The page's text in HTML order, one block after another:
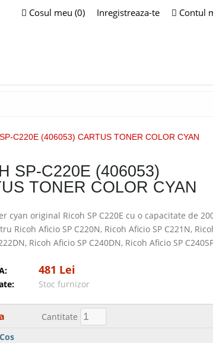
Contul
Inregistreaza-te
Cosul meu (0)
C220E (406053) CARTUS TONER COLOR CYAN
SP-C220E (406053)
TONER COLOR CYAN
cyan original Ricoh SP C220E cu o capacitate de
Ricoh Aficio SP C220N, Ricoh Aficio SP C221N,
Ricoh Aficio SP C240DN, Ricoh Aficio SP
481 Lei
Stoc furnizor
Cantitate